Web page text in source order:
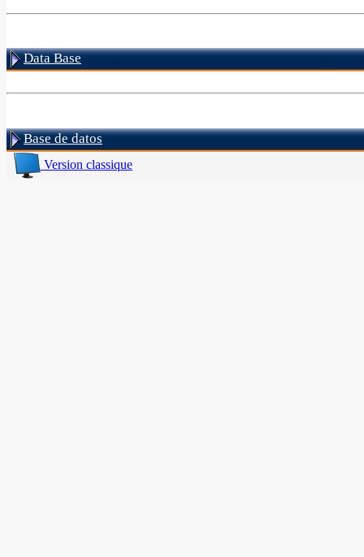
Data Base
Base de datos
Version classique